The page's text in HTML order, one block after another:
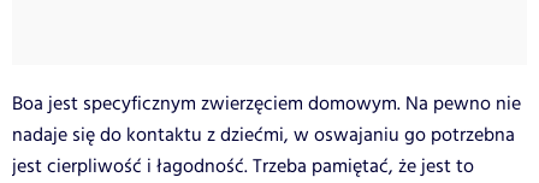
Boa jest specyficznym zwierzęciem domowym. Na pewno nie
nadaje się do kontaktu z dziećmi, w oswajaniu go potrzebna
jest cierpliwość i łagodność. Trzeba pamiętać, że jest to